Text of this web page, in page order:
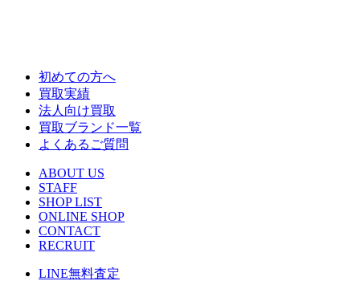
初めての方へ
買取実績
法人向け買取
買取ブランド一覧
よくあるご質問
ABOUT US
STAFF
SHOP LIST
ONLINE SHOP
CONTACT
RECRUIT
LINE無料査定